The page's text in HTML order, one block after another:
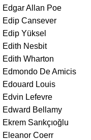
Edgar Allan Poe
Edip Cansever
Edip Yüksel
Edith Nesbit
Edith Wharton
Edmondo De Amicis
Edouard Louis
Edvin Lefevre
Edward Bellamy
Ekrem Sarıkçıoğlu
Eleanor Coerr